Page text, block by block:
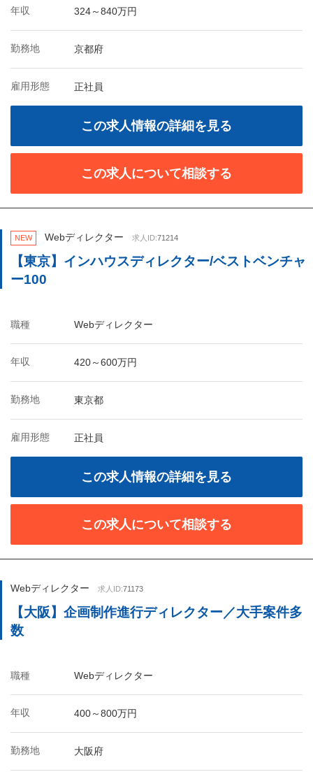
年収 324～840万円
勤務地 京都府
雇用形態 正社員
この求人情報の詳細を見る
この求人について相談する
NEW Webディレクター 求人ID:71214
【東京】インハウスディレクター/ベストベンチャ
ー100
職種 Webディレクター
年収 420～600万円
勤務地 東京都
雇用形態 正社員
この求人情報の詳細を見る
この求人について相談する
Webディレクター 求人ID:71173
【大阪】企画制作進行ディレクター／大手案件多
数
職種 Webディレクター
年収 400～800万円
勤務地 大阪府